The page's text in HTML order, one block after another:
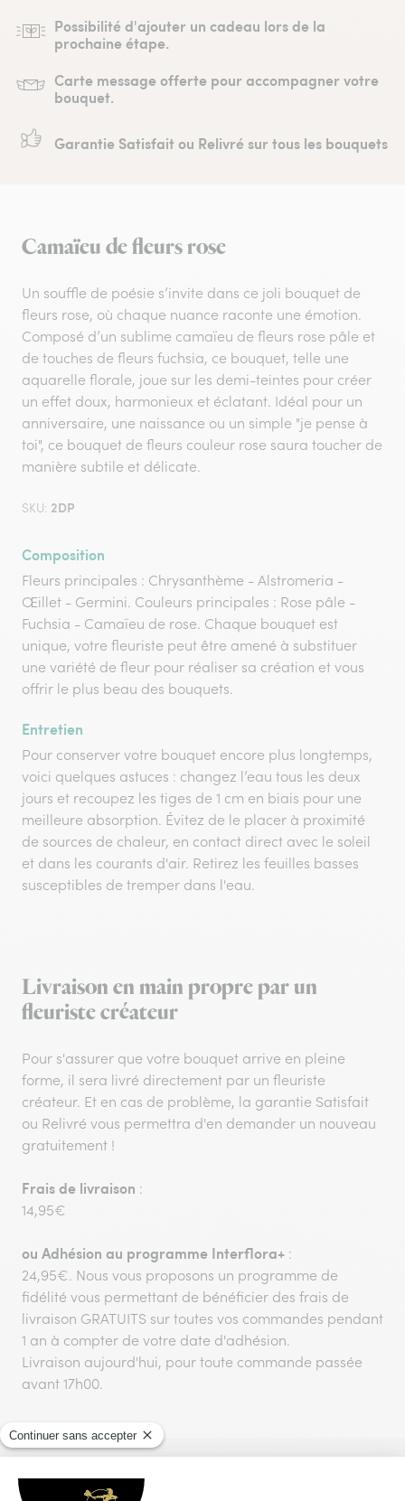
Possibilité d'ajouter un cadeau lors de la
prochaine étape.
Carte message offerte pour accompagner votre
bouquet.
Garantie Satisfait ou Relivré sur tous les bouquets
Camaïeu de fleurs rose
Un souffle de poésie s’invite dans ce joli bouquet de
fleurs rose, où chaque nuance raconte une émotion.
Composé d’un sublime camaïeu de fleurs rose pâle et
de touches de fleurs fuchsia, ce bouquet, telle une
aquarelle florale, joue sur les demi-teintes pour créer
un effet doux, harmonieux et éclatant. Idéal pour un
anniversaire, une naissance ou un simple "je pense à
toi", ce bouquet de fleurs couleur rose saura toucher de
manière subtile et délicate.
SKU: 2DP
Composition
Fleurs principales : Chrysanthème - Alstromeria -
Œillet - Germini. Couleurs principales : Rose pâle -
Fuchsia - Camaïeu de rose. Chaque bouquet est
unique, votre fleuriste peut être amené à substituer
une variété de fleur pour réaliser sa création et vous
offrir le plus beau des bouquets.
Entretien
Pour conserver votre bouquet encore plus longtemps,
voici quelques astuces : changez l’eau tous les deux
jours et recoupez les tiges de 1 cm en biais pour une
meilleure absorption. Évitez de le placer à proximité
de sources de chaleur, en contact direct avec le soleil
et dans les courants d'air. Retirez les feuilles basses
susceptibles de tremper dans l'eau.
Livraison en main propre par un
fleuriste créateur
Pour s'assurer que votre bouquet arrive en pleine
forme, il sera livré directement par un fleuriste
créateur. Et en cas de problème, la garantie Satisfait
ou Relivré vous permettra d'en demander un nouveau
gratuitement !
Frais de livraison :
14,95€
ou Adhésion au programme Interflora+ :
24,95€. Nous vous proposons un programme de
fidélité vous permettant de bénéficier des frais de
livraison GRATUITS sur toutes vos commandes pendant
1 an à compter de votre date d'adhésion.
Livraison aujourd'hui, pour toute commande passée
avant 17h00.
Vous aimerez aussi